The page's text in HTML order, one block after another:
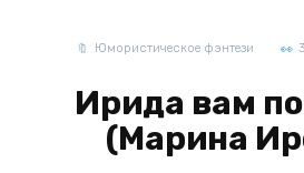
Юмористическое фэнтези
Ирида вам
(Марина